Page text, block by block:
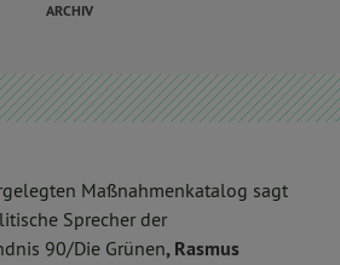
ARCHIV
Maßnahmenkatalog sagt
Sprecher der
90/Die Grünen, Rasmus